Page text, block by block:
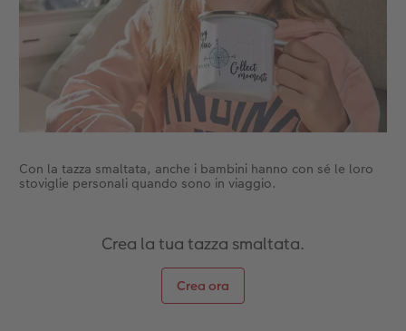
Con la tazza smaltata, anche i bambini hanno con sé le loro
stoviglie personali quando sono in viaggio.
Crea la tua tazza smaltata.
Crea ora